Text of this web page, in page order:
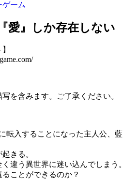
ゲーム
愛』しか存在しない
を含みます。ご了承ください。
転入することになった主人公、藍
きる。
違う異世界に迷い込んでしまう。
ことができるのか？